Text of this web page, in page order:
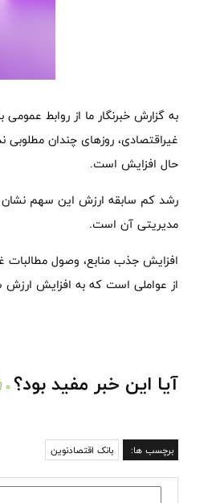
به گزارش خبرنگار ما از روابط
غیراقتصادی، روزهای چندان
حال افزایش است.
رشد کم سابقه ارزش این سهم نشان
مدیریتی آن است.
افزایش جذب منابع، وصول مطالبات
از عواملی است که به افزایش
آیا این خبر مفید بود؟ 0
برچسب ها: بانک اقتصادنوین